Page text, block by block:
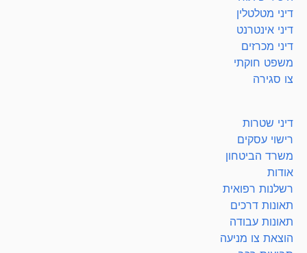
דיני מטלטלין
דיני אינטרנט
דיני מכרזים
משפט חוקתי
צו סגירה
דיני שטרות
רישוי עסקים
משרד הביטחון
אודות
רשלנות רפואית
תאונות דרכים
תאונות עבודה
הוצאת צו מניעה